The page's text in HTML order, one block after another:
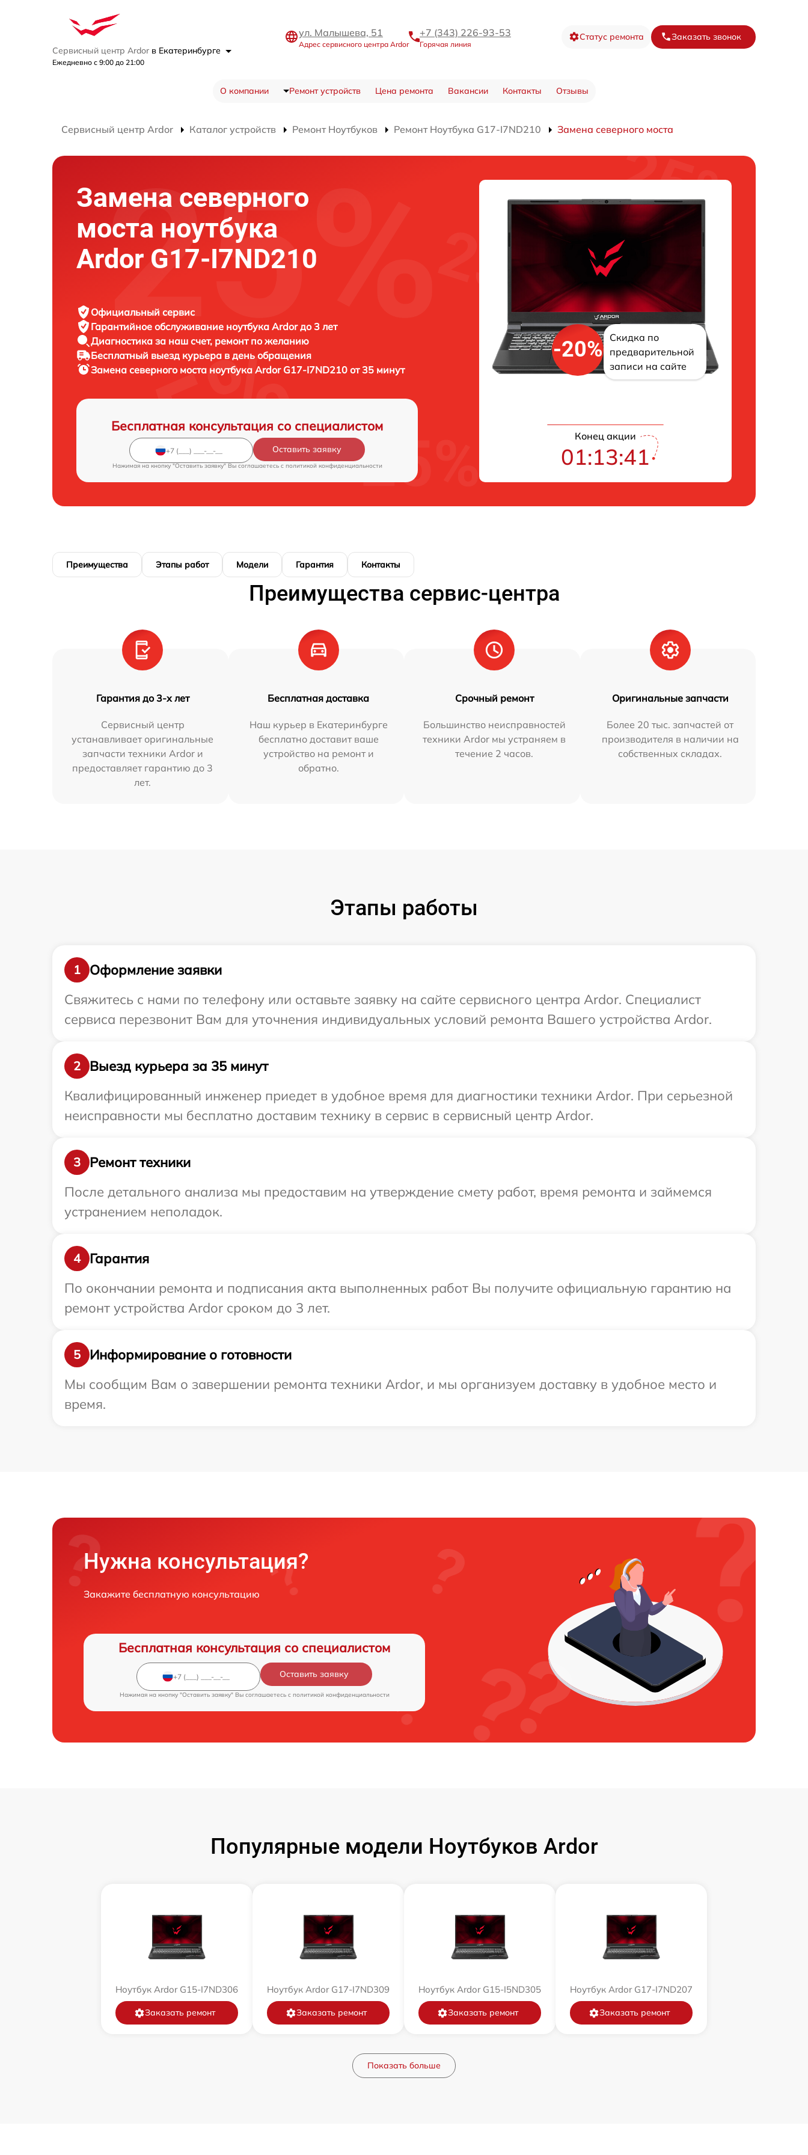
Сервисный центр Ardor в Екатеринбурге
Ежедневно с 9:00 до 21:00
ул. Малышева, 51
Адрес сервисного центра Ardor
+7 (343) 226-93-53
Горячая линия
Статус ремонта Заказать звонок
О компании Ремонт устройств Цена ремонта Вакансии Контакты Отзывы
Сервисный центр Ardor Каталог устройств Ремонт Ноутбуков Ремонт Ноутбука G17-I7ND210 Замена северного моста
Замена северного
моста ноутбука
Ardor G17-I7ND210
Официальный сервис
Гарантийное обслуживание ноутбука Ardor до 3 лет
Диагностика за наш счет, ремонт по желанию
Бесплатный выезд курьера в день обращения
Замена северного моста ноутбука Ardor G17-I7ND210 от 35 минут
Бесплатная консультация со специалистом
Оставить заявку
Нажимая на кнопку "Оставить заявку" Вы соглашаетесь c политикой конфиденциальности
-20%
Скидка по
предварительной
записи на сайте
Конец акции
01:13:40
Преимущества Этапы работ Модели Гарантия Контакты
Преимущества сервис-центра
Гарантия до 3-х лет
Сервисный центр
устанавливает оригинальные
запчасти техники Ardor и
предоставляет гарантию до 3
лет.
Бесплатная доставка
Наш курьер в Екатеринбурге
бесплатно доставит ваше
устройство на ремонт и
обратно.
Срочный ремонт
Большинство неисправностей
техники Ardor мы устраняем в
течение 2 часов.
Оригинальные запчасти
Более 20 тыс. запчастей от
производителя в наличии на
собственных складах.
Этапы работы
1
Оформление заявки
Свяжитесь с нами по телефону или оставьте заявку на сайте сервисного центра Ardor. Специалист
сервиса перезвонит Вам для уточнения индивидуальных условий ремонта Вашего устройства Ardor.
2
Выезд курьера за 35 минут
Квалифицированный инженер приедет в удобное время для диагностики техники Ardor. При серьезной
неисправности мы бесплатно доставим технику в сервис в сервисный центр Ardor.
3
Ремонт техники
После детального анализа мы предоставим на утверждение смету работ, время ремонта и займемся
устранением неполадок.
4
Гарантия
По окончании ремонта и подписания акта выполненных работ Вы получите официальную гарантию на
ремонт устройства Ardor сроком до 3 лет.
5
Информирование о готовности
Мы сообщим Вам о завершении ремонта техники Ardor, и мы организуем доставку в удобное место и
время.
Нужна консультация?
Закажите бесплатную консультацию
Бесплатная консультация со специалистом
Оставить заявку
Нажимая на кнопку "Оставить заявку" Вы соглашаетесь c политикой конфиденциальности
Популярные модели Ноутбуков Ardor
Ноутбук Ardor G15-I7ND306
Заказать ремонт
Ноутбук Ardor G17-I7ND309
Заказать ремонт
Ноутбук Ardor G15-I5ND305
Заказать ремонт
Ноутбук Ardor G17-I7ND207
Заказать ремонт
Показать больше